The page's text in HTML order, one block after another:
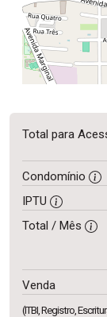
Total para
Condomínio
IPTU
Total / Mês
Venda
(ITBI, Registro,